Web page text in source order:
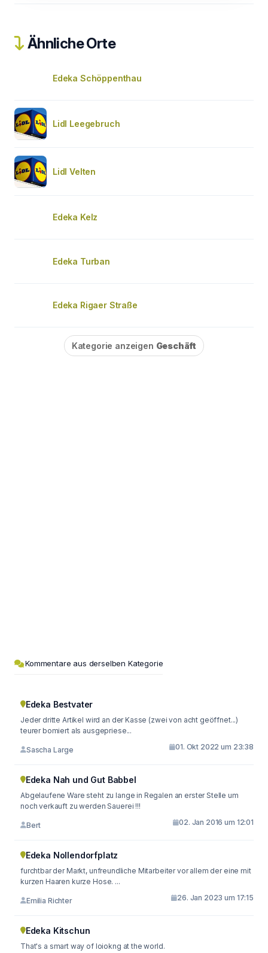
Ähnliche Orte
Edeka Schöppenthau
Lidl Leegebruch
Lidl Velten
Edeka Kelz
Edeka Turban
Edeka Rigaer Straße
Kategorie anzeigen Geschäft
Kommentare aus derselben Kategorie
Edeka Bestvater
Jeder dritte Artikel wird an der Kasse (zwei von acht geöffnet...)
teurer bomiert als ausgepriese...
Sascha Large 01. Okt 2022 um 23:38
Edeka Nah und Gut Babbel
Abgelaufene Ware steht zu lange in Regalen an erster Stelle um
noch verkauft zu werden Sauerei !!!
Bert 02. Jan 2016 um 12:01
Edeka Nollendorfplatz
furchtbar der Markt, unfreundliche Mitarbeiter vor allem der eine mit
kurzen Haaren kurze Hose. ...
Emilia Richter 26. Jan 2023 um 17:15
Edeka Kitschun
That's a smart way of loiokng at the world.